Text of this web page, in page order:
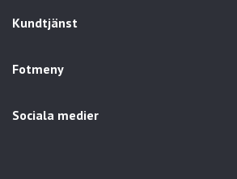
Kundtjänst
Fotmeny
Sociala medier